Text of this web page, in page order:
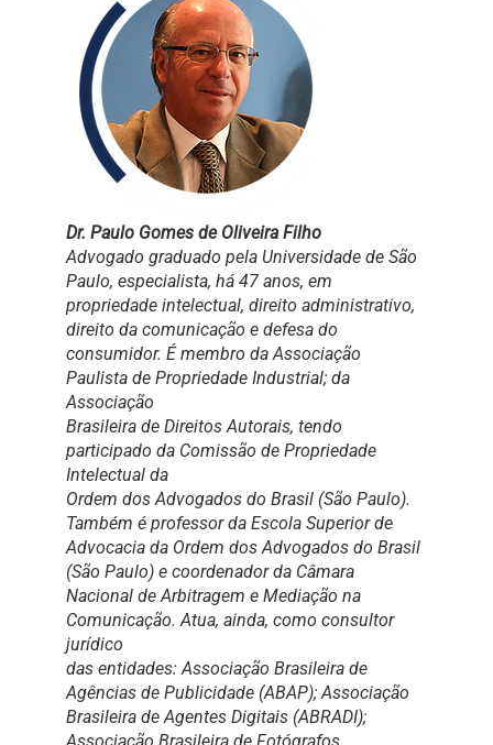
Dr. Paulo Gomes de Oliveira Filho
Advogado graduado pela Universidade de São
Paulo, especialista, há 47 anos, em
propriedade intelectual, direito administrativo,
direito da comunicação e defesa do
consumidor. É membro da Associação
Paulista de Propriedade Industrial; da
Associação
Brasileira de Direitos Autorais, tendo
participado da Comissão de Propriedade
Intelectual da
Ordem dos Advogados do Brasil (São Paulo).
Também é professor da Escola Superior de
Advocacia da Ordem dos Advogados do Brasil
(São Paulo) e coordenador da Câmara
Nacional de Arbitragem e Mediação na
Comunicação. Atua, ainda, como consultor
jurídico
das entidades: Associação Brasileira de
Agências de Publicidade (ABAP); Associação
Brasileira de Agentes Digitais (ABRADI);